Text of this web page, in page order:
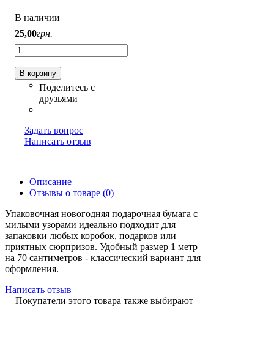
В наличии
25,00грн.
В корзину
Задать вопрос
Написать отзыв
Описание
Отзывы о товаре (0)
Упаковочная новогодняя подарочная бумага с
милыми узорами идеально подходит для
запаковки любых коробок, подарков или
приятных сюрпризов. Удобный размер 1 метр
на 70 сантиметров - классический вариант для
оформления.
Написать отзыв
Покупатели этого товара также выбирают